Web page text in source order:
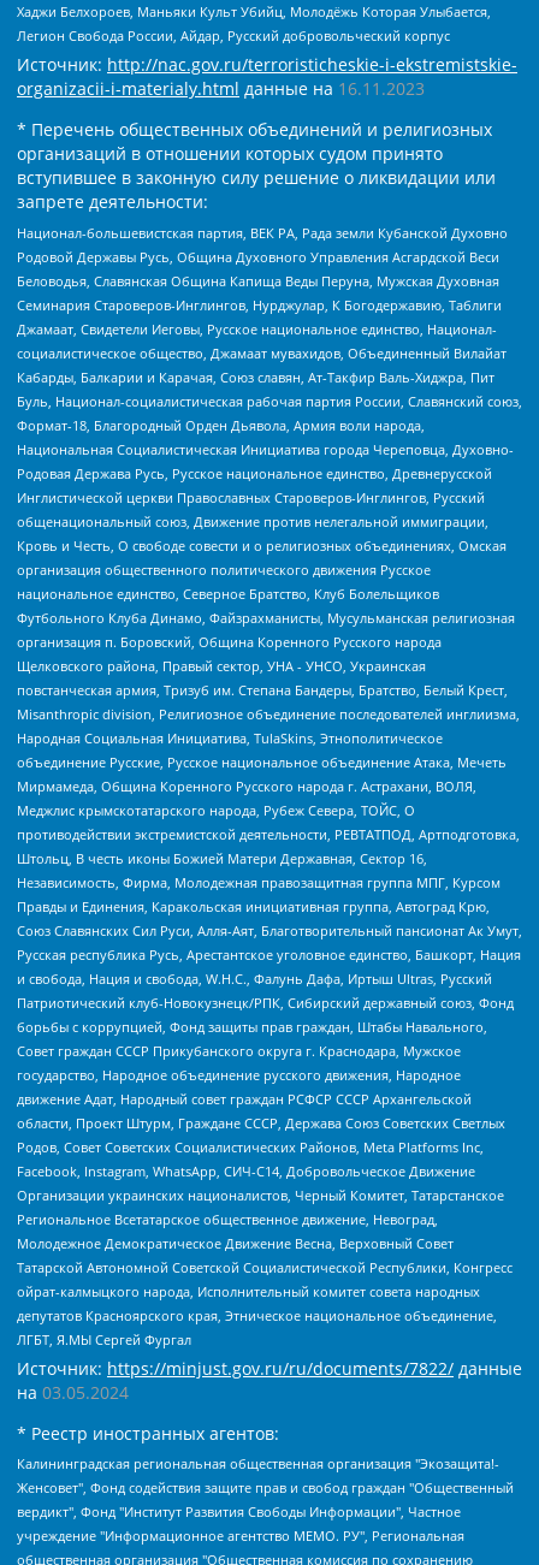
Хаджи Белхороев, Маньяки Культ Убийц, Молодёжь Которая Улыбается,
Легион Свобода России, Айдар, Русский добровольческий корпус
Источник: http://nac.gov.ru/terroristicheskie-i-ekstremistskie-
organizacii-i-materialy.html данные на 16.11.2023
* Перечень общественных объединений и религиозных
организаций в отношении которых судом принято
вступившее в законную силу решение о ликвидации или
запрете деятельности:
Национал-большевистская партия, ВЕК РА, Рада земли Кубанской Духовно
Родовой Державы Русь, Община Духовного Управления Асгардской Веси
Беловодья, Славянская Община Капища Веды Перуна, Мужская Духовная
Семинария Староверов-Инглингов, Нурджулар, К Богодержавию, Таблиги
Джамаат, Свидетели Иеговы, Русское национальное единство, Национал-
социалистическое общество, Джамаат мувахидов, Объединенный Вилайат
Кабарды, Балкарии и Карачая, Союз славян, Ат-Такфир Валь-Хиджра, Пит
Буль, Национал-социалистическая рабочая партия России, Славянский союз,
Формат-18, Благородный Орден Дьявола, Армия воли народа,
Национальная Социалистическая Инициатива города Череповца, Духовно-
Родовая Держава Русь, Русское национальное единство, Древнерусской
Инглистической церкви Православных Староверов-Инглингов, Русский
общенациональный союз, Движение против нелегальной иммиграции,
Кровь и Честь, О свободе совести и о религиозных объединениях, Омская
организация общественного политического движения Русское
национальное единство, Северное Братство, Клуб Болельщиков
Футбольного Клуба Динамо, Файзрахманисты, Мусульманская религиозная
организация п. Боровский, Община Коренного Русского народа
Щелковского района, Правый сектор, УНА - УНСО, Украинская
повстанческая армия, Тризуб им. Степана Бандеры, Братство, Белый Крест,
Misanthropic division, Религиозное объединение последователей инглиизма,
Народная Социальная Инициатива, TulaSkins, Этнополитическое
объединение Русские, Русское национальное объединение Атака, Мечеть
Мирмамеда, Община Коренного Русского народа г. Астрахани, ВОЛЯ,
Меджлис крымскотатарского народа, Рубеж Севера, ТОЙС, О
противодействии экстремистской деятельности, РЕВТАТПОД, Артподготовка,
Штольц, В честь иконы Божией Матери Державная, Сектор 16,
Независимость, Фирма, Молодежная правозащитная группа МПГ, Курсом
Правды и Единения, Каракольская инициативная группа, Автоград Крю,
Союз Славянских Сил Руси, Алля-Аят, Благотворительный пансионат Ак Умут,
Русская республика Русь, Арестантское уголовное единство, Башкорт, Нация
и свобода, Нация и свобода, W.H.С., Фалунь Дафа, Иртыш Ultras, Русский
Патриотический клуб-Новокузнецк/РПК, Сибирский державный союз, Фонд
борьбы с коррупцией, Фонд защиты прав граждан, Штабы Навального,
Совет граждан СССР Прикубанского округа г. Краснодара, Мужское
государство, Народное объединение русского движения, Народное
движение Адат, Народный совет граждан РСФСР СССР Архангельской
области, Проект Штурм, Граждане СССР, Держава Союз Советских Светлых
Родов, Совет Советских Социалистических Районов, Meta Platforms Inc,
Facebook, Instagram, WhatsApp, СИЧ-С14, Добровольческое Движение
Организации украинских националистов, Черный Комитет, Татарстанское
Региональное Всетатарское общественное движение, Невоград,
Молодежное Демократическое Движение Весна, Верховный Совет
Татарской Автономной Советской Социалистической Республики, Конгресс
ойрат-калмыцкого народа, Исполнительный комитет совета народных
депутатов Красноярского края, Этническое национальное объединение,
ЛГБТ, Я.МЫ Сергей Фургал
Источник: https://minjust.gov.ru/ru/documents/7822/ данные
на 03.05.2024
* Реестр иностранных агентов:
Калининградская региональная общественная организация "Экозащита!-Женсовет", Фонд содействия защите прав и свобод граждан "Общественный вердикт", Фонд "Институт Развития Свободы Информации", Частное учреждение "Информационное агентство МЕМО. РУ", Региональная общественная организация "Общественная комиссия по сохранению наследия академика Сахарова", Фонд поддержки свободы прессы, Санкт-Петербургская общественная правозащитная организация "Гражданский контроль", Межрегиональная общественная организация "Информационно-просветительский центр "Мемориал", Региональный Фонд "Центр Защиты Прав Средств Массовой Информации", с 05.12.2023 Фонд "Центр Защиты Прав Средств массовой информации", Региональная общественная благотворительная организация помощи беженцам и мигрантам "Гражданское содействие", Негосударственное образовательное учреждение дополнительного профессионального образования (повышение квалификации) специалистов "АКАДЕМИЯ ПО ПРАВАМ ЧЕЛОВЕКА", Свердловская региональная общественная организация "Сутяжник", Автономная некоммерческая организация "Центр независимых социологических исследований", Союз общественных объединений "Российский исследовательский центр по правам человека", Региональное общественное учреждение научно-информационный центр "МЕМОРИАЛ", Некоммерческая организация "Фонд защиты гласности", Автономная некоммерческая организация "Институт прав человека", Городская общественная организация "Екатеринбургское общество "МЕМОРИАЛ", Городская общественная организация "Рязанское историко-просветительское и правозащитное общество "Мемориал" (Рязанский Мемориал), Челябинский региональный орган общественной самодеятельности – женское общественное объединение "Женщины Евразии", Челябинский региональный орган общественной самодеятельности "Уральская правозащитная группа", Фонд содействия защите здоровья и социальной справедливости имени Андрея Рылькова, Автономная Некоммерческая Организация "Аналитический Центр Юрия Левады", Автономная некоммерческая организация социальной поддержки населения "Проект Апрель", Региональная общественная организация помощи женщинам и детям, находящимся в кризисной ситуации "Информационно-методический центр "Анна", Фонд содействия развитию массовых коммуникаций и правовому просвещению "Так-так-Так", Фонд содействия устойчивому развитию "Серебряная тайга", Свердловский региональный общественный фонд социальных проектов "Новое время", "Idel.Реалии", Кавказ.Реалии, Крым.Реалии, Телеканал Настоящее Время, Татаро-башкирская служба Радио Свобода (Azatliq Radiosi), Радио Свободная Европа/Радио Свобода (PCE/PC), "Сибирь.Реалии", "Фактограф", Благотворительный фонд помощи осужденным и их семьям, Автономная некоммерческая организация "Институт глобализации и социальных движений", Фонд "В защиту прав заключенных", Частное учреждение "Центр поддержки и содействия развитию средств массовой информации", Пензенский региональный общественный благотворительный фонд "Гражданский союз", "Север.Реалии", Некоммерческая организация Фонд "Правовая инициатива", Общество с ограниченной ответственностью "Радио Свободная Европа/Радио Свобода", Чешское информационное агентство "MEDIUM-ORIENT", Красноярская региональная общественная организация "Мы против СПИДа", Камалягин Денис Николаевич, Маркелов Сергей Евгеньевич, Пономарев Лев Александрович, Савицкая Людмила Алексеевна, Автономная некоммерческая организация "Центр по работе с проблемой насилия "НАСИЛИЮ.НЕТ", Межрегиональный профессиональный союз работников здравоохранения "Альянс врачей", Юридическое лицо, зарегистрированное в Латвийской Республике, SIA "Medusa Project" (регистрационный номер 40103797863, дата регистрации 10.06.2014), Некоммерческая организация "Фонд по борьбе с коррупцией", Автономная некоммерческая организация "Институт права и публичной политики", Баданин Роман Сергеевич, Гликин Максим Александрович, Железнова Мария Михайловна, Лукьянова Юлия Сергеевна, Маетная Елизавета Витальевна, Маняхин Петр Борисович, Чуракова Ольга Владимировна, Ярош Юлия Петровна, Юридическое лицо "The Insider SIA", зарегистрированное в Риге, Латвийская Республика (дата регистрации 26.06.2015), являющееся администратором доменного имени интернет-издания "The Insider SIA", https://theins.ru, Постернак Алексей Евгеньевич, Рубин Михаил Аркадьевич, Анин Роман Александрович, Юридическое лицо Istories fonds, зарегистрированное в Латвийской Республике (регистрационный номер 50008295751, дата регистрации 24.02.2020), Великовский Дмитрий Александрович, Долинина Ирина Николаевна, Мароховская Алеся Алексеевна, Шлейнов Роман Юрьевич, Шмагун Олеся Валентиновна, Общество с ограниченной ответственностью "Альтаир 2021", Общество с ограниченной ответственностью "Вега 2021", Общество с ограниченной ответственностью "Главный редактор 2021", Общество с ограниченной ответственностью "Ромашки монолит", Важенков Артем Валерьевич, Ивановская областная общественная организация "Центр гендерных исследований", Гурман Юрий Альбертович, Медиапроект "ОВД-Инфо", Егоров Владимир Владимирович, Жилинский Владимир Александрович, Общество с ограниченной ответственностью "ЗП", Иванова София Юрьевна, Карезина Инна Павловна, Кильтау Екатерина Викторовна, Петров Алексей Викторович, Пискунов Сергей Евгеньевич, Смирнов Сергей Сергеевич, Тихонов Михаил Сергеевич, Общество с ограниченной ответственностью "ЖУРНАЛИСТ-ИНОСТРАННЫЙ АГЕНТ", Арапова Галина Юрьевна, Вольтская Татьяна Анатольевна, Американская компания "Mason G.E.S. Anonymous Foundation" (США), являющаяся владельцем интернет-издания https://mnews.world/, Компания "Stichting Bellingcat", зарегистрированная в Нидерландах (дата регистрации 11.07.2018), Захаров Андрей Вячеславович, Клепиковская Екатерина Дмитриевна, Общество с ограниченной ответственностью "МЕМО", Перл Роман Александрович, Симонов Евгений Алексеевич, Соловьева Елена Анатольевна, Сотников Даниил Владимирович, Сурначева Елизавета Дмитриевна, Автономная некоммерческая организация по защите прав человека и информированию населения "Якутия – Наше Мнение", Общество с ограниченной ответственностью "Москоу диджитал медиа", с 26.01.2023 Общество с ограниченной ответственностью "Чайка Белые сады", Ветошкина Валерия Валерьевна, Заговора Максим Александрович, Межрегиональное общественное движение "Российская ЛГБТ - сеть", Оленичев Максим Владимирович, Павлов Иван Юрьевич, Скворцова Елена Сергеевна, Общество с ограниченной ответственностью "Как бы инагент", Кочетков Игорь Викторович, Общество с ограниченной ответственностью "Честные выборы", Еланчик Олег Александрович, Общество с ограниченной ответственностью "Нобелевский призыв", Гималова Регина Эмилевна, Григорьев Андрей Валерьевич, Григорьева Алина Александровна, Ассоциация по содействию защите прав призывников, альтернативнослужащих и военнослужащих "Правозащитная группа "Гражданин.Армия.Право", Хисамова Регина Фаритовна, Автономная некоммерческая организация по реализации социально-правовых программ "Лилит", Дальневосточное общественное движение "Маяк", Санкт-Петербургская ЛГБТ-инициативная группа "Выход", Инициативная группа ЛГБТ+ "Реверс", Алексеев Андрей Викторович, Бекбулатова Таисия Львовна, Беляев Иван Михайлович, Владыкина Елена Сергеевна, Гельман Марат Александрович, Никульшина Вероника Юрьевна, Толоконникова Надежда Андреевна, Шендерович Виктор Анатольевич, Общество с ограниченной ответственностью "Данное сообщение", Общество с ограниченной ответственностью Издательский дом "Новая глава", Айнбиндер Александра Александровна, Московский комьюнити-центр для ЛГБТ+инициатив, Благотворительный фонд развития филантропии, Deutsche Welle (Германия, Kurt-Schumacher-Strasse 3, 53113 Bonn), Борзунова Мария Михайловна, Воробьев Виктор Викторович, Голубева Анна Львовна, Константинова Алла Михайловна, Малкова Ирина Владимировна, Мурадов Мурад Абдулгалимович, Осетинская Елизавета Николаевна, Понасенков Евгений Николаевич, Ганапольский Матвей Юрьевич, Киселев Евгений Алексеевич, Борухович Ирина Григорьевна, Дремин Иван Тимофеевич, Дубровский Дмитрий Викторович, Красноярская региональная общественная организация поддержки и развития альтернативных образовательных технологий и межкультурных коммуникаций "ИНТЕРРА", Маяковская Екатерина Алексеевна, Фейгин Марк Захарович, Филимонов Андрей Викторович, Дзугкоева Регина Николаевна, Доброхотов Роман Александрович, Дудь Юрий Александрович, Елкин Сергей Владимирович, Кругликов Кирилл Игоревич, Сабунаева Мария Леонидовна, Семенов Алексей Владимирович, Шаинян Карен Багратович, Шульман Екатерина Михайловна, Асафьев Артур Валерьевич, Вахштайн Виктор Семенович, Венедиктов Алексей Алексеевич, Лушникова Екатерина Евгеньевна, Волков Леонид Михайлович, Невзоров Александр Глебович, Пархоменко Сергей Борисович, Сироткин Ярослав Николаевич, Кара-Мурза Владимир Владимирович, Баранова Наталья Владимировна, Гозман Леонид Яковлевич, Кагарлицкий Борис Юльевич, Климарев Михаил Валерьевич, Милов Владимир Станиславович, Автономная некоммерческая организация Краснодарский центр современного искусства "Типография", Моргенштерн Алишер Тагирович, Соболь Любовь Эдуардовна, Общество с ограниченной ответственностью "ЛИЗА НОРМ", Каспаров Гарри Кимович, Ходорковский Михаил Борисович, Общество с ограниченной ответственностью "Апрельские тезисы", Данилович Ирина Брониславовна, Кашин Олег Владимирович, Петров Николай Владимирович, Пивоваров Алексей Владимирович, Соколов Михаил Владимирович, Цветкова Юлия Владимировна, Чичваркин Евгений Александрович, Комитет против пыток/Команда против пыток, Общество с ограниченной ответственностью "Первый научный", Общество с ограниченной ответственностью "Вертолет и ко", Белоцерковская Вероника Борисовна, Кац Максим Евгеньевич, Лазарева Татьяна Юрьевна, Шаведдинов Руслан Табризович, Яшин Илья Валерьевич, Общество с ограниченной ответственностью "Иноагент ААВ", Алешковский Дмитрий Петрович, Альбац Евгения Марковна, Быков Дмитрий Львович, Галямина Юлия Евгеньевна, Лойко Сергей Леонидович, Мартынов Кирилл Константинович, Медведев Сергей Александрович, Крашенинников Федор Геннадиевич, Гордеева Катерина Вл